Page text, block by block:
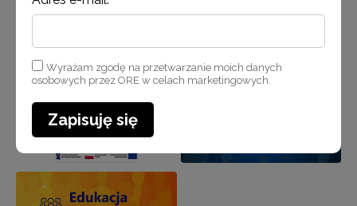
Wyrażam zgodę na przetwarzanie moich danych
osobowych przez ORE w celach marketingowych.
Zapisuję się